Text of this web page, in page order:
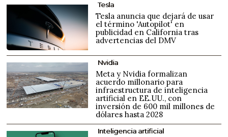
Tesla
Tesla anuncia que dejará de usar
el término 'Autopilot' en
publicidad en California tras
advertencias del DMV
Nvidia
Meta y Nvidia formalizan
acuerdo millonario para
infraestructura de inteligencia
artificial en EE.UU., con
inversión de 600 mil millones de
dólares hasta 2028
Inteligencia artificial